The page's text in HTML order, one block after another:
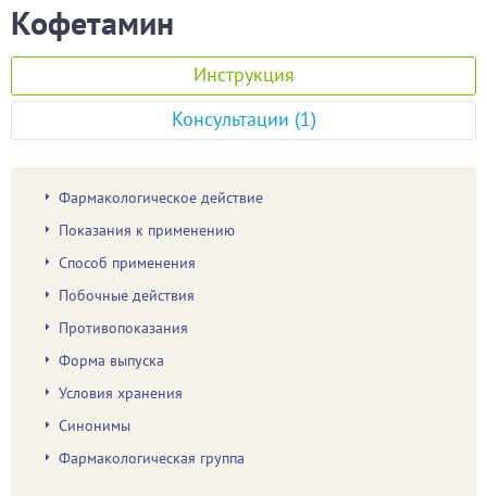
Кофетамин
Инструкция
Консультации (1)
Фармакологическое действие
Показания к применению
Способ применения
Побочные действия
Противопоказания
Форма выпуска
Условия хранения
Синонимы
Фармакологическая группа